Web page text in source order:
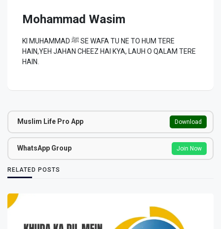
Mohammad Wasim
KI MUHAMMAD ﷺ SE WAFA TU NE TO HUM TERE
HAIN,YEH JAHAN CHEEZ HAI KYA, LAUH O QALAM TERE
HAIN.
Muslim Life Pro App Download
WhatsApp Group Join Now
RELATED POSTS